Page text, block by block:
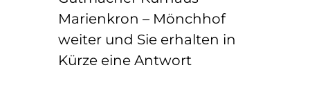
Marienkron – Mönchhof
weiter und Sie erhalten in
Kürze eine Antwort